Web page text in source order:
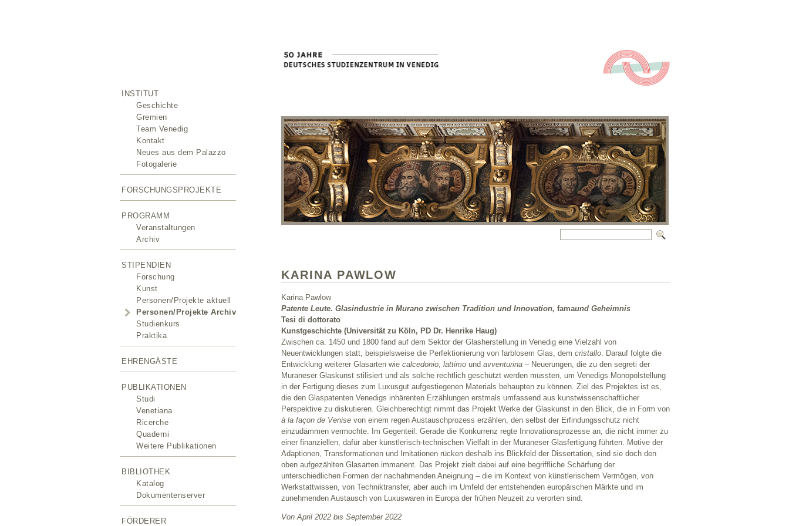
INSTITUT
Geschichte
Gremien
Team Venedig
Kontakt
Neues aus dem Palazzo
Fotogalerie
FORSCHUNGSPROJEKTE
PROGRAMM
Veranstaltungen
Archiv
STIPENDIEN
Forschung
Kunst
Personen/Projekte aktuell
Personen/Projekte Archiv
Studienkurs
Praktika
EHRENGÄSTE
PUBLIKATIONEN
Studi
Venetiana
Ricerche
Quaderni
Weitere Publikationen
BIBLIOTHEK
Katalog
Dokumentenserver
FÖRDERER
KARINA PAWLOW
Karina Pawlow
Patente Leute. Glasindustrie in Murano zwischen Tradition und Innovation, famaund Geheimnis
Tesi di dottorato
Kunstgeschichte (Universität zu Köln, PD Dr. Henrike Haug)
Zwischen ca. 1450 und 1800 fand auf dem Sektor der Glasherstellung in Venedig eine Vielzahl von
Neuentwicklungen statt, beispielsweise die Perfektionierung von farblosem Glas, dem cristallo. Darauf folgte die
Entwicklung weiterer Glasarten wie calcedonio, lattimo und avventurina – Neuerungen, die zu den segreti der
Muraneser Glaskunst stilisiert und als solche rechtlich geschützt werden mussten, um Venedigs Monopolstellung
in der Fertigung dieses zum Luxusgut aufgestiegenen Materials behaupten zu können. Ziel des Projektes ist es,
die den Glaspatenten Venedigs inhärenten Erzählungen erstmals umfassend aus kunstwissenschaftlicher
Perspektive zu diskutieren. Gleichberechtigt nimmt das Projekt Werke der Glaskunst in den Blick, die in Form von
à la façon de Venise von einem regen Austauschprozess erzählen, den selbst der Erfindungsschutz nicht
einzudämmen vermochte. Im Gegenteil: Gerade die Konkurrenz regte Innovationsprozesse an, die nicht immer zu
einer finanziellen, dafür aber künstlerisch-technischen Vielfalt in der Muraneser Glasfertigung führten. Motive der
Adaptionen, Transformationen und Imitationen rücken deshalb ins Blickfeld der Dissertation, sind sie doch den
oben aufgezählten Glasarten immanent. Das Projekt zielt dabei auf eine begriffliche Schärfung der
unterschiedlichen Formen der nachahmenden Aneignung – die im Kontext von künstlerischem Vermögen, von
Werkstattwissen, von Techniktransfer, aber auch im Umfeld der entstehenden europäischen Märkte und im
zunehmenden Austausch von Luxuswaren in Europa der frühen Neuzeit zu verorten sind.
Von April 2022 bis September 2022